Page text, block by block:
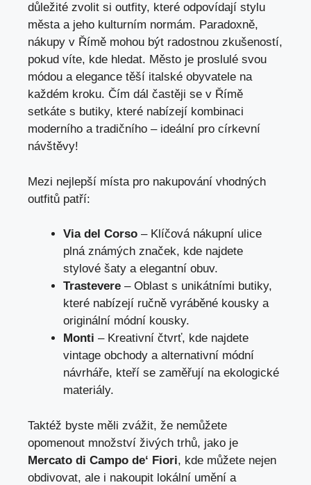
důležité zvolit si outfity, které odpovídají stylu
města a jeho kulturním normám. Paradoxně,
nákupy v Římě mohou být radostnou zkušeností,
pokud víte, kde hledat. Město je proslulé svou
módou a elegance těší italské obyvatele na
každém kroku. Čím dál častěji se v Římě
setkáte s butiky, které nabízejí kombinaci
moderního a tradičního – ideální pro církevní
návštěvy!
Mezi nejlepší místa pro nakupování vhodných
outfitů patří:
Via del Corso – Klíčová nákupní ulice
plná známých značek, kde najdete
stylové šaty a elegantní obuv.
Trastevere – Oblast s unikátními butiky,
které nabízejí ručně vyráběné kousky a
originální módní kousky.
Monti – Kreativní čtvrť, kde najdete
vintage obchody a alternativní módní
návrháře, kteří se zaměřují na ekologické
materiály.
Taktéž byste měli zvážit, že nemůžete
opomenout množství živých trhů, jako je
Mercato di Campo de‘ Fiori, kde můžete nejen
obdivovat, ale i nakoupit lokální umění a